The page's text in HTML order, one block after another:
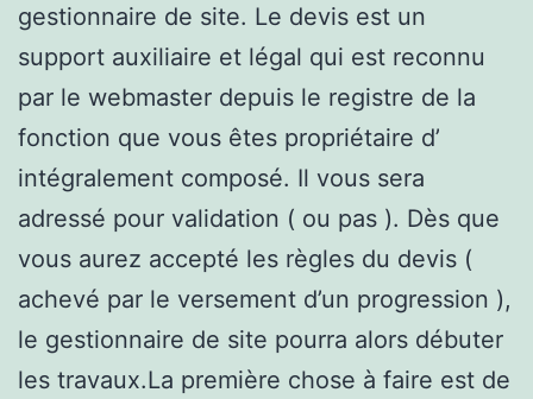
gestionnaire de site. Le devis est un
support auxiliaire et légal qui est reconnu
par le webmaster depuis le registre de la
fonction que vous êtes propriétaire d’
intégralement composé. Il vous sera
adressé pour validation ( ou pas ). Dès que
vous aurez accepté les règles du devis (
achevé par le versement d’un progression ),
le gestionnaire de site pourra alors débuter
les travaux.La première chose à faire est de